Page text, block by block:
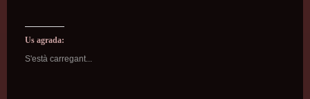
Us agrada:
S'està carregant...